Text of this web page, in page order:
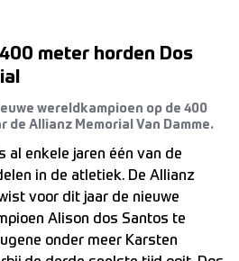
meter horden Dos
wereldkampioen op de 400
de Allianz Memorial Van Damme.
al enkele jaren één van de
in de atletiek. De Allianz
voor dit jaar de nieuwe
Alison dos Santos te
onder meer Karsten